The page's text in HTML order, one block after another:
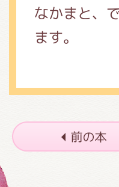
なかまと、
ます。